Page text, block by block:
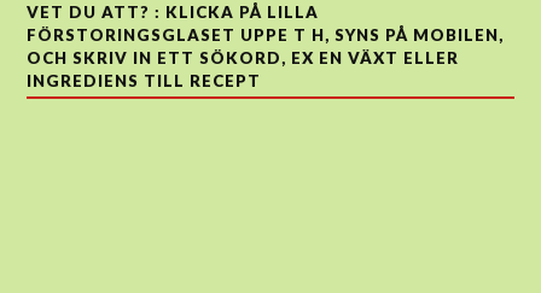
VET DU ATT? : KLICKA PÅ LILLA
FÖRSTORINGSGLASET UPPE T H, SYNS PÅ MOBILEN,
OCH SKRIV IN ETT SÖKORD, EX EN VÄXT ELLER
INGREDIENS TILL RECEPT